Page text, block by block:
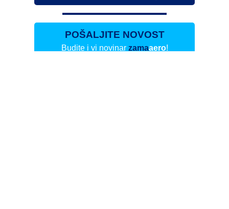
POŠALJITE NOVOST
Budite i vi novinar zamaaero!